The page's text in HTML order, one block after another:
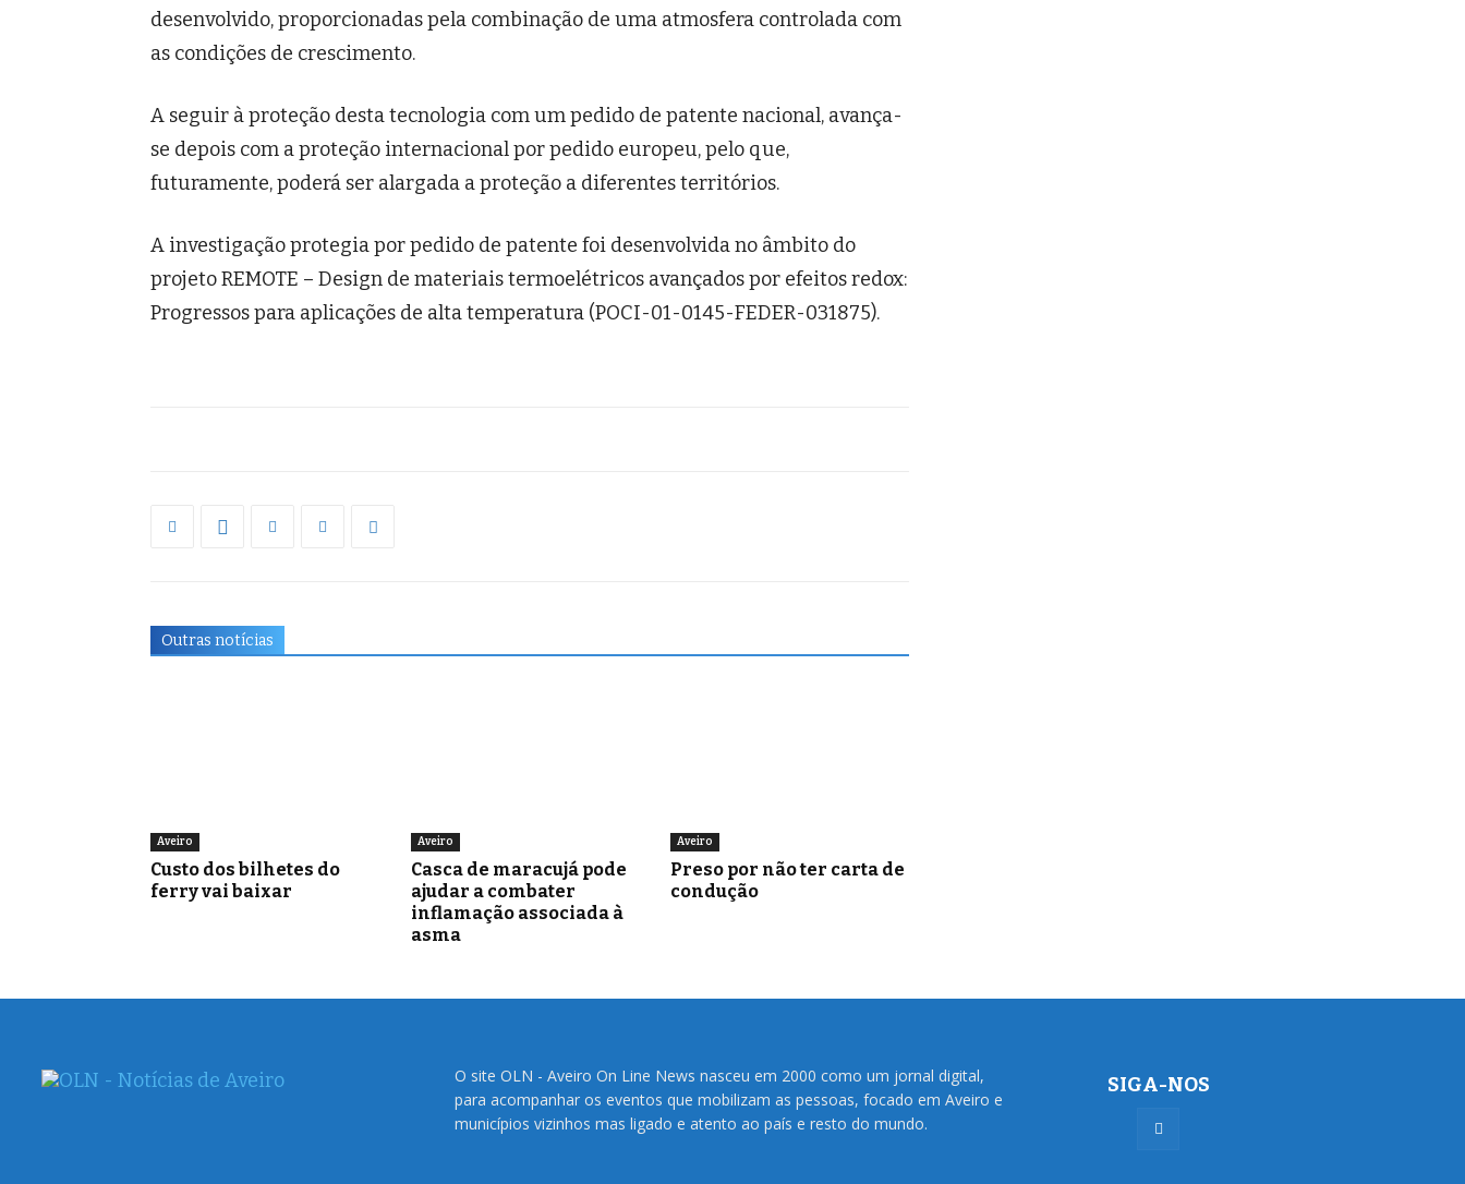
desenvolvido, proporcionadas pela combinação de uma atmosfera controlada com
as condições de crescimento.
A seguir à proteção desta tecnologia com um pedido de patente nacional, avança-
se depois com a proteção internacional por pedido europeu, pelo que,
futuramente, poderá ser alargada a proteção a diferentes territórios.
A investigação protegia por pedido de patente foi desenvolvida no âmbito do
projeto REMOTE – Design de materiais termoelétricos avançados por efeitos redox:
Progressos para aplicações de alta temperatura (POCI-01-0145-FEDER-031875).
Outras notícias
Aveiro
Custo dos bilhetes do
ferry vai baixar
Aveiro
Casca de maracujá pode
ajudar a combater
inflamação associada à
asma
Aveiro
Preso por não ter carta de
condução
O site OLN - Aveiro On Line News nasceu em 2000 como um jornal digital,
para acompanhar os eventos que mobilizam as pessoas, focado em Aveiro e
municípios vizinhos mas ligado e atento ao país e resto do mundo.
SIGA-NOS